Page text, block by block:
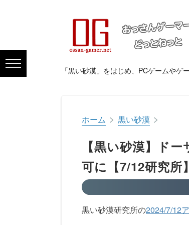
「黒い砂漠」をはじめ、PCゲームやゲ
ホーム > 黒い砂漠 >
【黒い砂漠】ド
可に【7/12研究所】
黒い砂漠研究所の2024/7/12